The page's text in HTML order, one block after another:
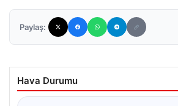
Paylaş:
Hava Durumu